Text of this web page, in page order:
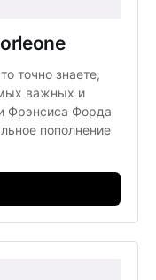
точно знаете,
важных и
Фрэнсиса Форда
пополнение